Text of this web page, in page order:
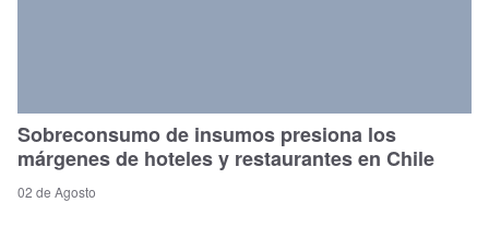
Sobreconsumo de insumos presiona los
márgenes de hoteles y restaurantes en Chile
02 de Agosto